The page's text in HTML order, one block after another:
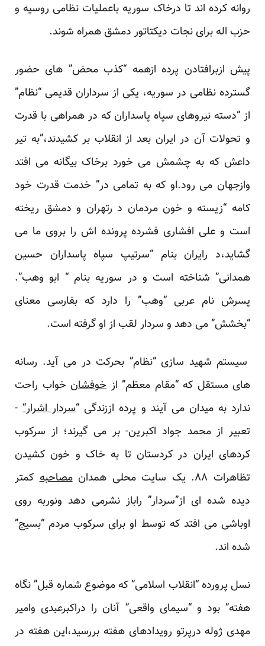
روانه کرده اند تا درخاک سوریه باعملیات نظامی روسیه و
حزب اله برای نجات دیکتاتور دمشق همراه شوند.
پیش ازبرافتادن پرده ازهمه “کذب محض” های حضور
گسترده نظامی در سوریه، یکی از سرداران قدیمی “نظام”
از “دسته نیرو‌های سپاه پاسداران که در همراهی با قدرت
و تحولات آن در ایران بعد از انقلاب بر کشیدند،”به تیر
داعش که به چشمش می خورد برخاک بیگانه می افتد
وازجهان می رود.او که به تمامی در” خدمت قدرت خود
کامه “زیسته و خون مردمان د رتهران و دمشق ریخته
است و علی افشاری فشرده پرونده اش را بروی ما می
گشاید،د رایران بنام “سرتیپ سپاه پاسداران حسین
همدانی” شناخته است و در سوریه بنام “ ابو وهب”.
پسرش نام عربی “وهب” را دارد که بفارسی معنای
“بخشش” می دهد و سردار لقب از او گرفته است.
سیستم شهید سازی “نظام” بحرکت در می آید. رسانه
های مستقل که “مقام معظم” از خوفشان خواب راحت
ندارد به میدان می آیند و پرده اززندگی “سردار اشرار“
-
تعبیر از محمد جواد اکبرین- بر می گیرند؛ از سرکوب
کردهای ایران در کردستان تا به خاک و خون کشیدن
تظاهرات ۸۸. یک سایت محلی همدان
مصاحبهکمتر
دیده شده ای از”سردار” راباز نشرمی دهد ونوربه روی
اوباشی می افتد که توسط او برای سرکوب مردم “بسیج”
شده اند.
نسل پرورده “انقلاب اسلامی” که موضوع شماره قبل” نگاه
هفته” بود و “سیمای واقعی” آنان را دراکبرعبدی وامیر
مهدی ژوله درپرتو رویدادهای هفته بررسید،این هفته در